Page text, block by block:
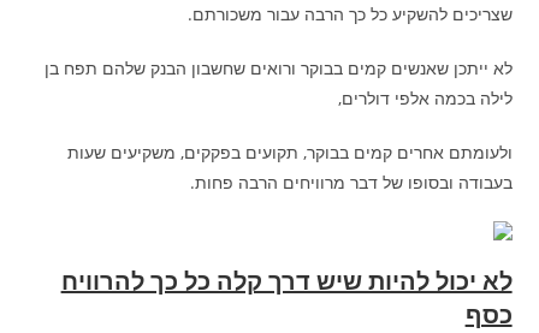
שצריכים להשקיע כל כך הרבה עבור משכורתם.
לא ייתכן שאנשים קמים בבוקר ורואים שחשבון הבנק שלהם תפח בן
לילה בכמה אלפי דולרים,
ולעומתם אחרים קמים בבוקר, תקועים בפקקים, משקיעים שעות
בעבודה ובסופו של דבר מרוויחים הרבה פחות.
לא יכול להיות שיש דרך קלה כל כך להרוויח
כסף